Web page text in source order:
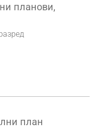
планови,
план